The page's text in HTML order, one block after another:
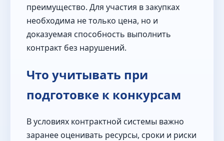
преимущество. Для участия в закупках
необходима не только цена, но и
доказуемая способность выполнить
контракт без нарушений.
Что учитывать при
подготовке к конкурсам
В условиях контрактной системы важно
заранее оценивать ресурсы, сроки и риски